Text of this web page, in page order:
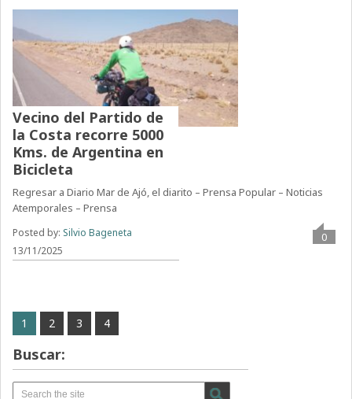
Vecino del Partido de
la Costa recorre 5000
Kms. de Argentina en
Bicicleta
Regresar a Diario Mar de Ajó, el diarito – Prensa Popular – Noticias
Atemporales – Prensa
Posted by: Silvio Bageneta
13/11/2025
0
1 2 3 4
Buscar: